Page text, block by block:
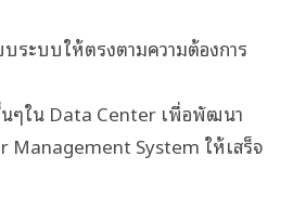
ระบบให้ตรงตามความต้องการ
ๆใน Data Center เพื่อพัฒนา
Management System ให้เสร็จ